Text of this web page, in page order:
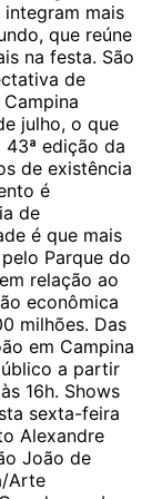
integram mais
que reúne
na festa. São
de
julho, o que
edição da
de existência
é
de
é que mais
Parque do
relação ao
econômica
milhões. Das
em Campina
a partir
16h. Shows
sexta-feira
Alexandre
João de
Arte